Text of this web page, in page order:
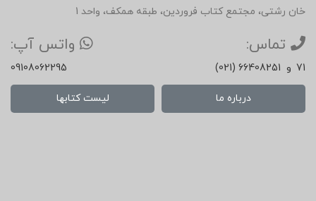
خان رشتی، مجتمع کتاب فروردین، طبقه همکف، واحد 1
تماس:
(021) 66408251 و 71
واتس آپ:
09108062295
درباره ما لیست کتابها